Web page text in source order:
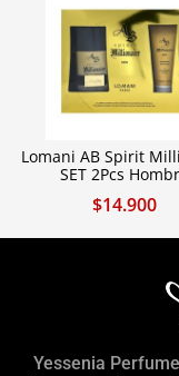
Lomani AB Spirit
SET 2Pcs
$14.900
Yessenia